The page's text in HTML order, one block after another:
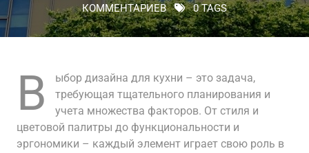
КОММЕНТАРИЕВ
0 TAGS
В
ыбор дизайна для кухни – это задача,
требующая тщательного планирования и
учета множества факторов. От стиля и
цветовой палитры до функциональности и
эргономики – каждый элемент играет свою роль в